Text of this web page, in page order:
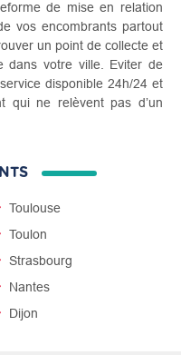
de mise en relation
vos encombrants partout
un point de collecte et
dans votre ville. Eviter de
disponible 24h/24 et
qui ne relèvent pas d’un
Toulouse
Toulon
Strasbourg
Nantes
Dijon